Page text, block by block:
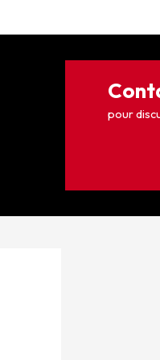
pour